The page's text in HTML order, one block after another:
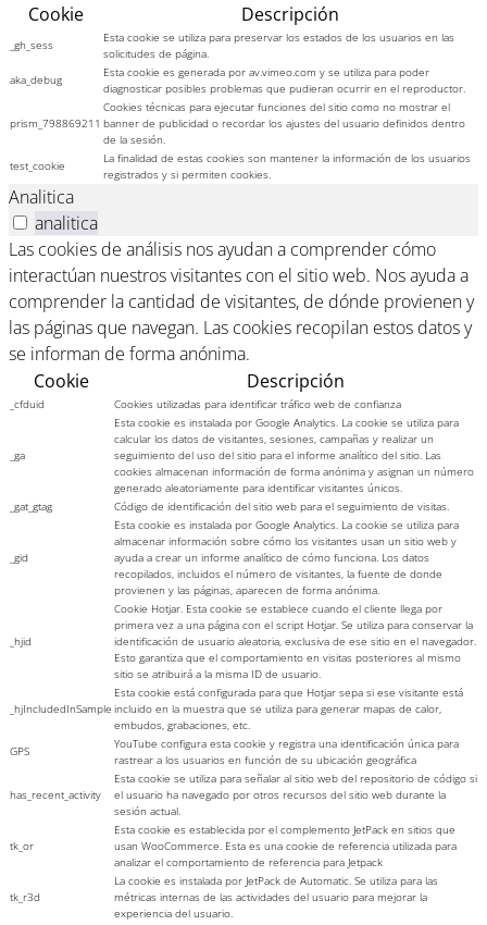
Cookie
Descripción
_gh_sess
Esta cookie se utiliza para preservar los estados de los usuarios en las
solicitudes de página.
aka_debug
Esta cookie es generada por av.vimeo.com y se utiliza para poder
diagnosticar posibles problemas que pudieran ocurrir en el reproductor.
prism_798869211
Cookies técnicas para ejecutar funciones del sitio como no mostrar el
banner de publicidad o recordar los ajustes del usuario definidos dentro
de la sesión.
test_cookie
La finalidad de estas cookies son mantener la información de los usuarios
registrados y si permiten cookies.
Analitica
analitica
Las cookies de análisis nos ayudan a comprender cómo
interactúan nuestros visitantes con el sitio web. Nos ayuda a
comprender la cantidad de visitantes, de dónde provienen y
las páginas que navegan. Las cookies recopilan estos datos y
se informan de forma anónima.
Cookie
Descripción
_cfduid Cookies utilizadas para identificar tráfico web de confianza
_ga
Esta cookie es instalada por Google Analytics. La cookie se utiliza para
calcular los datos de visitantes, sesiones, campañas y realizar un
seguimiento del uso del sitio para el informe analítico del sitio. Las
cookies almacenan información de forma anónima y asignan un número
generado aleatoriamente para identificar visitantes únicos.
_gat_gtag
Código de identificación del sitio web para el seguimiento de visitas.
_gid
Esta cookie es instalada por Google Analytics. La cookie se utiliza para
almacenar información sobre cómo los visitantes usan un sitio web y
ayuda a crear un informe analítico de cómo funciona. Los datos
recopilados, incluidos el número de visitantes, la fuente de donde
provienen y las páginas, aparecen de forma anónima.
_hjid
Cookie Hotjar. Esta cookie se establece cuando el cliente llega por
primera vez a una página con el script Hotjar. Se utiliza para conservar la
identificación de usuario aleatoria, exclusiva de ese sitio en el navegador.
Esto garantiza que el comportamiento en visitas posteriores al mismo
sitio se atribuirá a la misma ID de usuario.
_hjIncludedInSample
Esta cookie está configurada para que Hotjar sepa si ese visitante está
incluido en la muestra que se utiliza para generar mapas de calor,
embudos, grabaciones, etc.
GPS
YouTube configura esta cookie y registra una identificación única para
rastrear a los usuarios en función de su ubicación geográfica
has_recent_activity
Esta cookie se utiliza para señalar al sitio web del repositorio de código si
el usuario ha navegado por otros recursos del sitio web durante la
sesión actual.
tk_or
Esta cookie es establecida por el complemento JetPack en sitios que
usan WooCommerce. Esta es una cookie de referencia utilizada para
analizar el comportamiento de referencia para Jetpack
tk_r3d
La cookie es instalada por JetPack de Automatic. Se utiliza para las
métricas internas de las actividades del usuario para mejorar la
experiencia del usuario.